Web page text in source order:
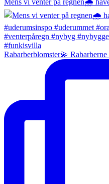
Mens vi venter på regnen🌧️
Rabarberblomster💫